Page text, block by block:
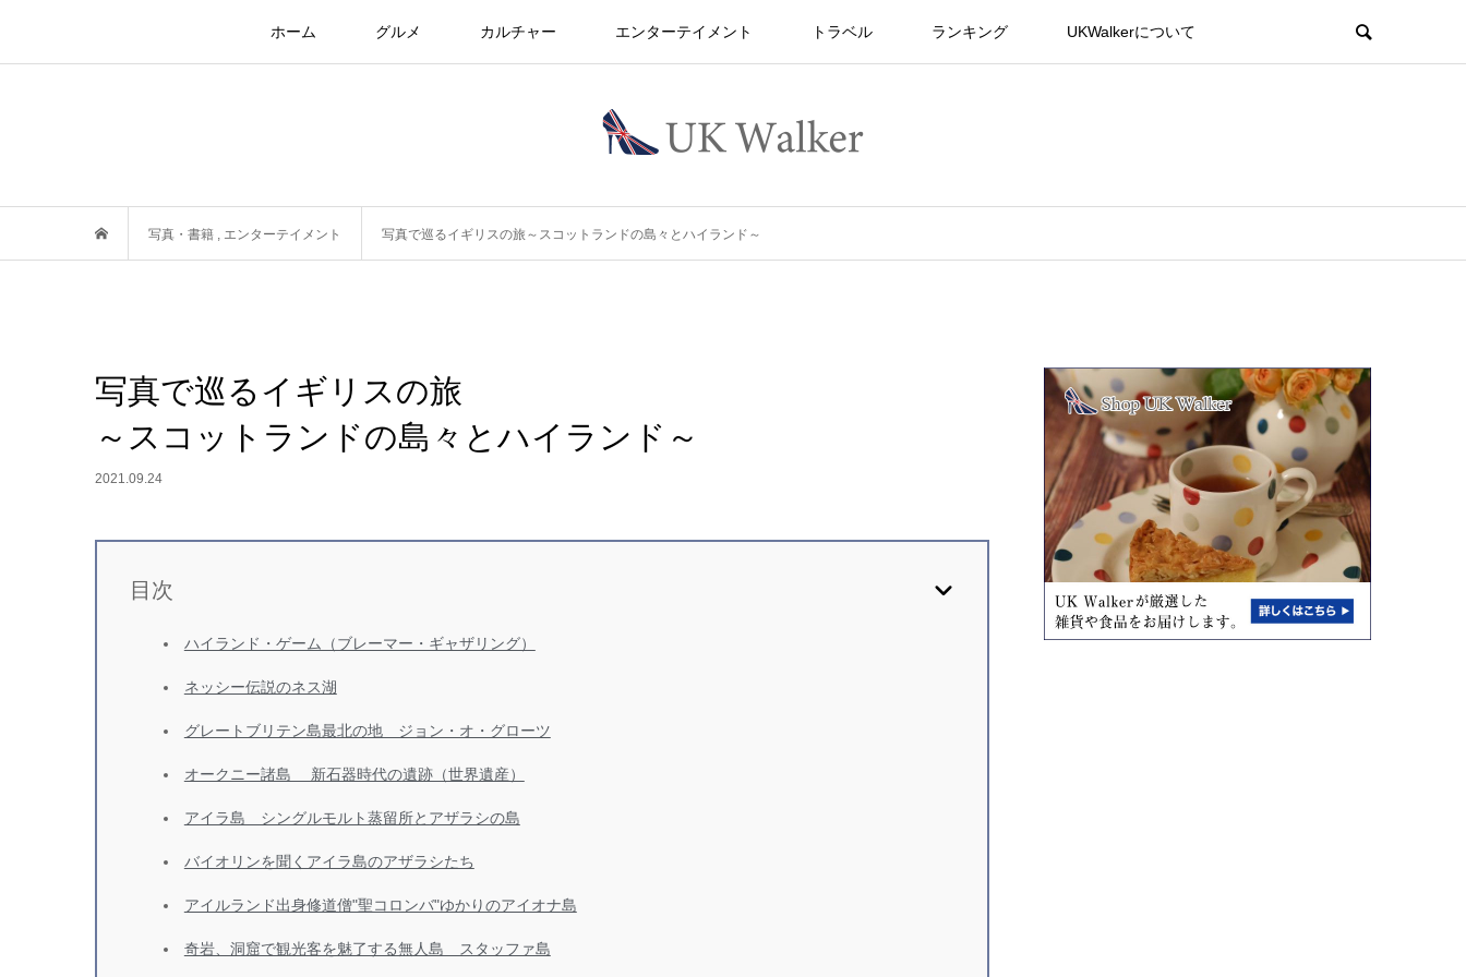
ホーム グルメ カルチャー エンターテイメント トラベル ランキング UKWalkerについて
写真・書籍 , エンターテイメント 写真で巡るイギリスの旅～スコットランドの島々とハイランド～
写真で巡るイギリスの旅
～スコットランドの島々とハイランド～
2021.09.24
目次
ハイランド・ゲーム（ブレーマー・ギャザリング）
ネッシー伝説のネス湖
グレートブリテン島最北の地 ジョン・オ・グローツ
オークニー諸島 新石器時代の遺跡（世界遺産）
アイラ島 シングルモルト蒸留所とアザラシの島
バイオリンを聞くアイラ島のアザラシたち
アイルランド出身修道僧"聖コロンバ"ゆかりのアイオナ島
奇岩、洞窟で観光客を魅了する無人島 スタッファ島